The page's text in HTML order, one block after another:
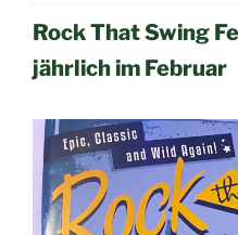
Rock That Swing
jährlich im Februar